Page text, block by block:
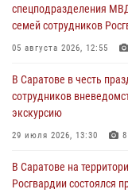
спецподразделения
семей сотрудников
05 августа 2026, 12:55
В Саратове в честь
сотрудников
экскурсию
29 июля 2026, 13:30 8
В Саратове на
Росгвардии состоялся